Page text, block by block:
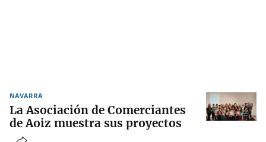
NAVARRA
La Asociación de Comerciantes
de Aoiz muestra sus proyectos